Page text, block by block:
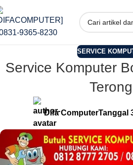
SERVICE
Service Komputer
Terong
Difa ComputerTanggal